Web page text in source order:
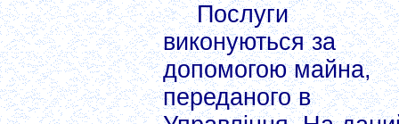
Послуги
виконуються за
допомогою майна,
переданого в